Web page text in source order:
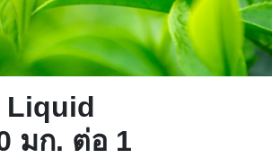
าหาร เสริม
สำหรับ เด็ก
เค้ก Ejiao
Liquid
มก. ต่อ 1